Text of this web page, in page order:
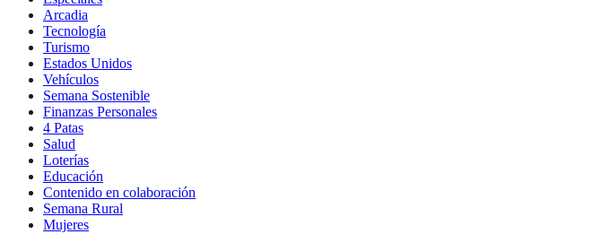
Arcadia
Tecnología
Turismo
Estados Unidos
Vehículos
Semana Sostenible
Finanzas Personales
4 Patas
Salud
Loterías
Educación
Contenido en colaboración
Semana Rural
Mujeres